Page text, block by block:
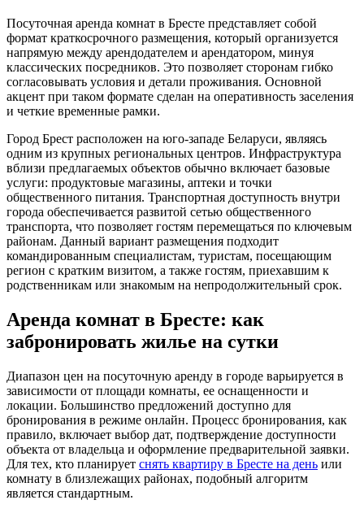
Посуточная аренда комнат в Бресте представляет собой
формат краткосрочного размещения, который организуется
напрямую между арендодателем и арендатором, минуя
классических посредников. Это позволяет сторонам гибко
согласовывать условия и детали проживания. Основной
акцент при таком формате сделан на оперативность заселения
и четкие временные рамки.
Город Брест расположен на юго-западе Беларуси, являясь
одним из крупных региональных центров. Инфраструктура
вблизи предлагаемых объектов обычно включает базовые
услуги: продуктовые магазины, аптеки и точки
общественного питания. Транспортная доступность внутри
города обеспечивается развитой сетью общественного
транспорта, что позволяет гостям перемещаться по ключевым
районам. Данный вариант размещения подходит
командированным специалистам, туристам, посещающим
регион с кратким визитом, а также гостям, приехавшим к
родственникам или знакомым на непродолжительный срок.
Аренда комнат в Бресте: как
забронировать жилье на сутки
Диапазон цен на посуточную аренду в городе варьируется в
зависимости от площади комнаты, ее оснащенности и
локации. Большинство предложений доступно для
бронирования в режиме онлайн. Процесс бронирования, как
правило, включает выбор дат, подтверждение доступности
объекта от владельца и оформление предварительной заявки.
Для тех, кто планирует снять квартиру в Бресте на день или
комнату в близлежащих районах, подобный алгоритм
является стандартным.